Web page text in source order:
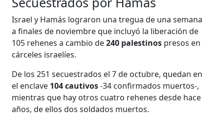
Israel y Hamás lograron una tregua de una semana
a finales de noviembre que incluyó la liberación de
105 rehenes a cambio de240 palestinos presos en
cárceles israelíes.
De los 251 secuestrados el 7 de octubre, quedan en
el enclave 104 cautivos-34 confirmados muertos-,
mientras que hay otros cuatro rehenes desde hace
años, de ellos dos soldados muertos.